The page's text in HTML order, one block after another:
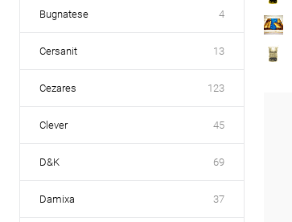
Bugnatese 4
Cersanit 13
Cezares 123
Clever 45
D&K 69
Damixa 37